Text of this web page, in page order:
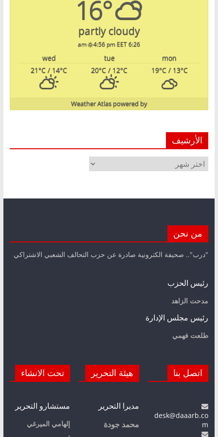
16°
partly cloudy
6:26 am
4:56 pm EET
mon
tue
wed
19°C/ 13°C
20°C / 12°C
21°C / 14°C
powered by
Weather Atlas
الأرشيف
الأرشيف
من نحن
"درب".. صحيفة الكترونية صادرة عن حزب التحالف الشعبي الاشتراكي
رئيس الحزب
مدحت الزاهد
رئيس مجلس الإدارة
طلعت فهمي
اتصل بنا
desk@daaarb.co
m
هيئة التحرير
مديرا التحرير
محمد جودة
تحت الانشاء
مستشارو التحرير
إلهامي الميرغي